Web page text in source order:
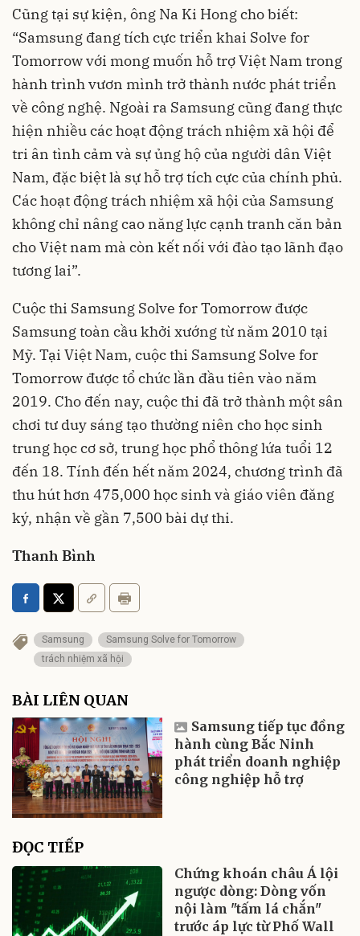
Cũng tại sự kiện, ông Na Ki Hong cho biết:
“Samsung đang tích cực triển khai Solve for
Tomorrow với mong muốn hỗ trợ Việt Nam trong
hành trình vươn mình trở thành nước phát triển
về công nghệ. Ngoài ra Samsung cũng đang thực
hiện nhiều các hoạt động trách nhiệm xã hội để
tri ân tình cảm và sự ủng hộ của người dân Việt
Nam, đặc biệt là sự hỗ trợ tích cực của chính phủ.
Các hoạt động trách nhiệm xã hội của Samsung
không chỉ nâng cao năng lực cạnh tranh căn bản
cho Việt nam mà còn kết nối với đào tạo lãnh đạo
tương lai”.
Cuộc thi Samsung Solve for Tomorrow được
Samsung toàn cầu khởi xướng từ năm 2010 tại
Mỹ. Tại Việt Nam, cuộc thi Samsung Solve for
Tomorrow được tổ chức lần đầu tiên vào năm
2019. Cho đến nay, cuộc thi đã trở thành một sân
chơi tư duy sáng tạo thường niên cho học sinh
trung học cơ sở, trung học phổ thông lứa tuổi 12
đến 18. Tính đến hết năm 2024, chương trình đã
thu hút hơn 475,000 học sinh và giáo viên đăng
ký, nhận về gần 7,500 bài dự thi.
Thanh Bình
Samsung
Samsung Solve for Tomorrow
trách nhiệm xã hội
BÀI LIÊN QUAN
Samsung tiếp tục đồng
hành cùng Bắc Ninh
phát triển doanh nghiệp
công nghiệp hỗ trợ
ĐỌC TIẾP
Chứng khoán châu Á lội
ngược dòng: Dòng vốn
nội làm "tấm lá chắn"
trước áp lực từ Phố Wall